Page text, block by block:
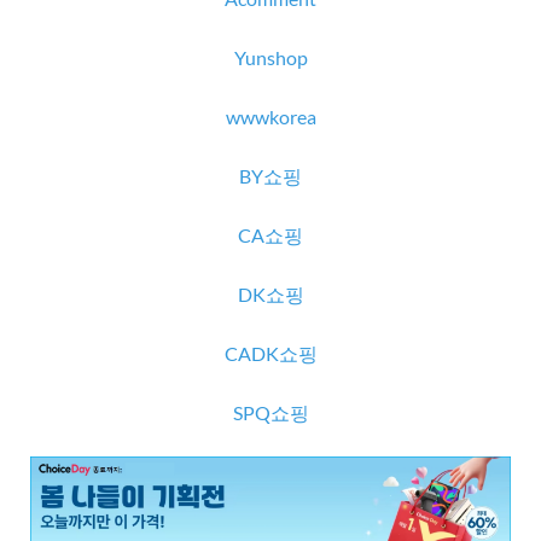
Yunshop
wwwkorea
BY쇼핑
CA쇼핑
DK쇼핑
CADK쇼핑
SPQ쇼핑